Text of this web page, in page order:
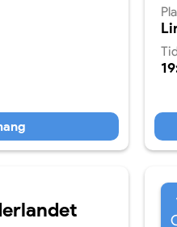
Tid